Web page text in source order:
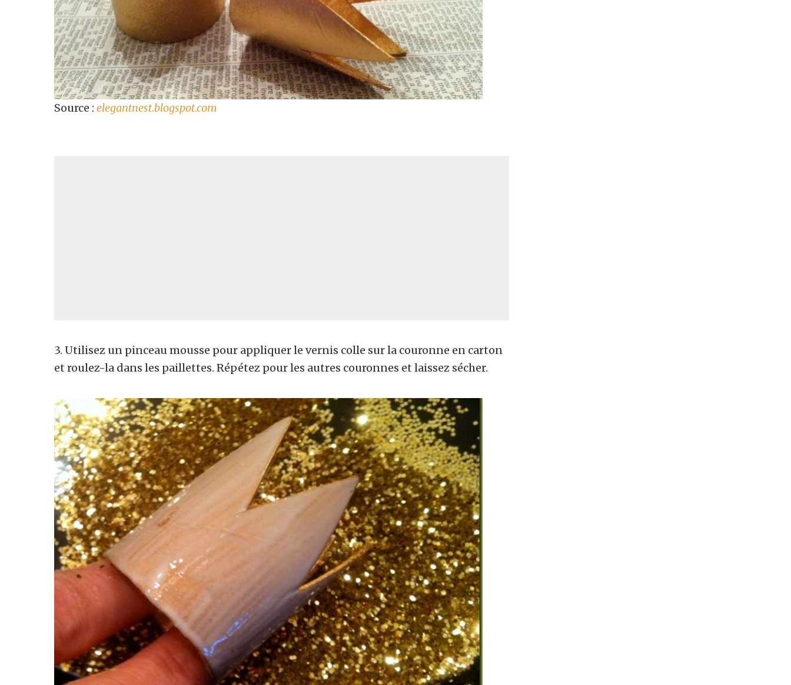
Source : elegantnest.blogspot.com
3. Utilisez un pinceau mousse pour appliquer le vernis colle sur la couronne en carton
et roulez-la dans les paillettes. Répétez pour les autres couronnes et laissez sécher.